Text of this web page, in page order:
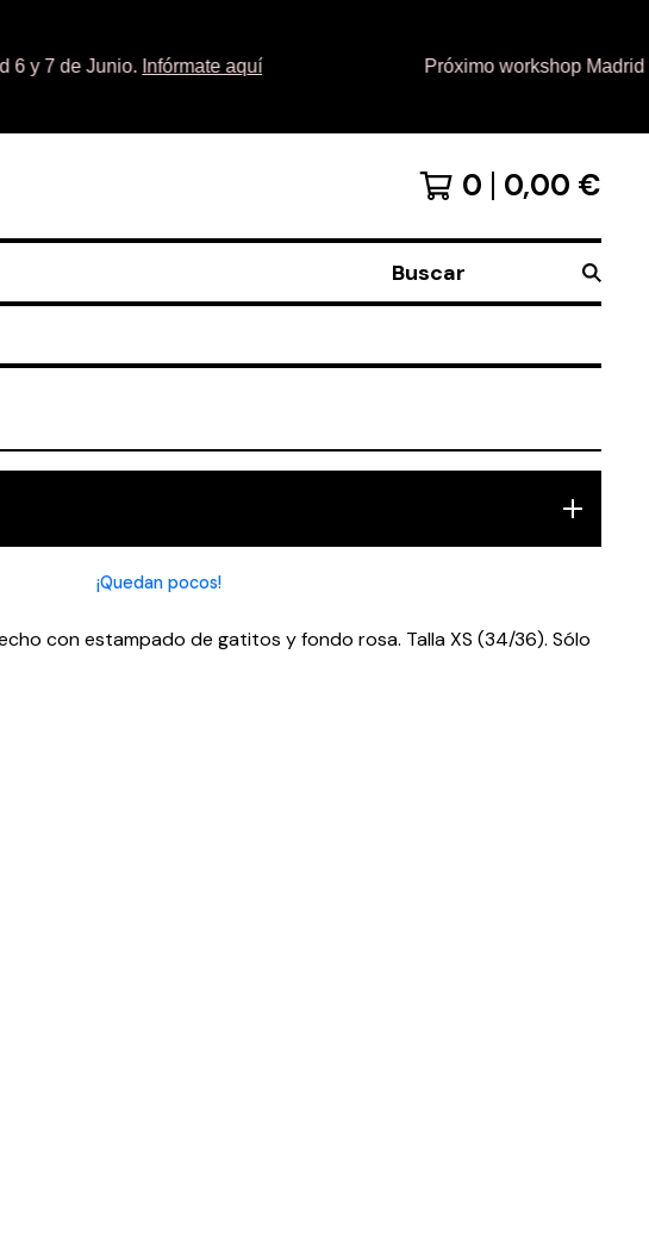
y 7 de Junio.Infórmate aquí Próximo workshop Madrid 6
0 0,00 €
Buscar
¡Quedan pocos!
con estampado de gatitos y fondo rosa. Talla XS (34/36). Sólo